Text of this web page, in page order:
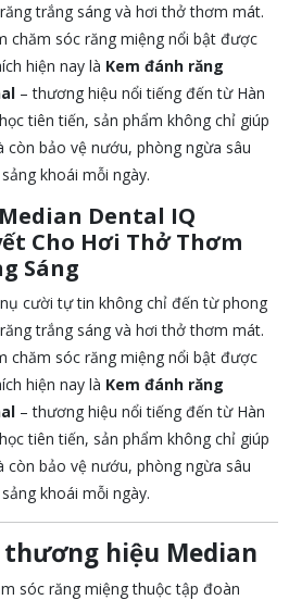
trắng sáng và hơi thở thơm mát.
chăm sóc răng miệng nổi bật được
hiện nay là Kem đánh răng
– thương hiệu nổi tiếng đến từ Hàn
tiên tiến, sản phẩm không chỉ giúp
còn bảo vệ nướu, phòng ngừa sâu
khoái mỗi ngày.
Dental IQ
Cho Hơi Thở Thơm
Sáng
cười tự tin không chỉ đến từ phong
trắng sáng và hơi thở thơm mát.
chăm sóc răng miệng nổi bật được
hiện nay là Kem đánh răng
– thương hiệu nổi tiếng đến từ Hàn
tiên tiến, sản phẩm không chỉ giúp
còn bảo vệ nướu, phòng ngừa sâu
khoái mỗi ngày.
hiệu Median
sóc răng miệng thuộc tập đoàn